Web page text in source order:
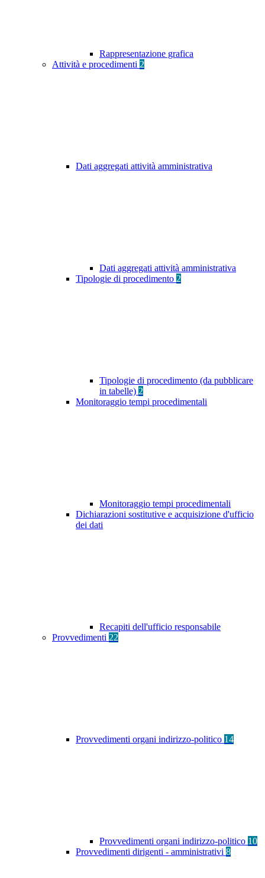
Rappresentazione grafica
Attività e procedimenti 2
Dati aggregati attività amministrativa
Dati aggregati attività amministrativa
Tipologie di procedimento 2
Tipologie di procedimento (da pubblicare
in tabelle) 2
Monitoraggio tempi procedimentali
Monitoraggio tempi procedimentali
Dichiarazioni sostitutive e acquisizione d'ufficio
dei dati
Recapiti dell'ufficio responsabile
Provvedimenti 22
Provvedimenti organi indirizzo-politico 14
Provvedimenti organi indirizzo-politico 10
Provvedimenti dirigenti - amministrativi 8